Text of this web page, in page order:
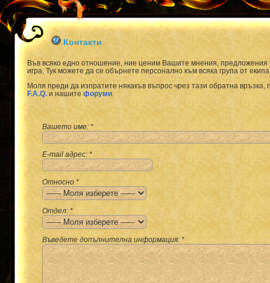
Контакти
Във всяко едно отношение, ние ценим Вашите мнения, предложения
игра. Тук можете да се обърнете персонално към всяка група от
Моля преди да изпратите някакъв въпрос чрез тази обратна връзка,
F.A.Q.и нашите форуми.
Вашето име: *
E-mail адрес: *
Относно *
Отдел: *
Въведете допълнителна информация: *